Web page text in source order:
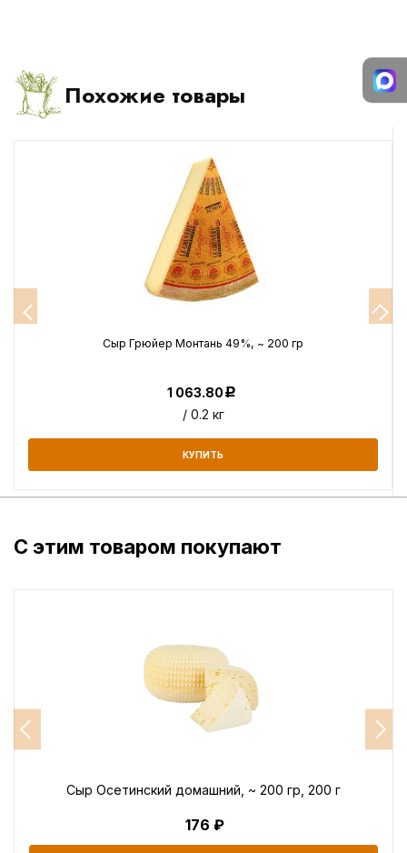
Похожие товары
Сыр Грюйер Монтань 49%, ~ 200 гр
1 063.80Р
/ 0.2 кг
КУПИТЬ
С этим товаром покупают
Сыр Осетинский домашний, ~ 200 гр, 200 г
176